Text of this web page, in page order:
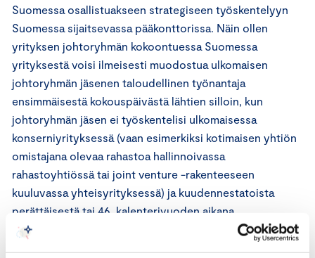
Suomessa osallistuakseen strategiseen työskentelyyn
Suomessa sijaitsevassa pääkonttorissa. Näin ollen
yrityksen johtoryhmän kokoontuessa Suomessa
yrityksestä voisi ilmeisesti muodostua ulkomaisen
johtoryhmän jäsenen taloudellinen työnantaja
ensimmäisestä kokouspäivästä lähtien silloin, kun
johtoryhmän jäsen ei työskentelisi ulkomaisessa
konserniyrityksessä (vaan esimerkiksi kotimaisen yhtiön
omistajana olevaa rahastoa hallinnoivassa
rahastoyhtiössä tai joint venture -rakenteeseen
kuuluvassa yhteisyrityksessä) ja kuudennestatoista
perättäisestä tai 46. kalenterivuoden aikana
tapahtuvasta kokouspäivästä lähtien silloin, kun